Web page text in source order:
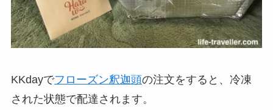
KKdayでフローズン釈迦頭の注文をすると、冷凍
された状態で配達されます。